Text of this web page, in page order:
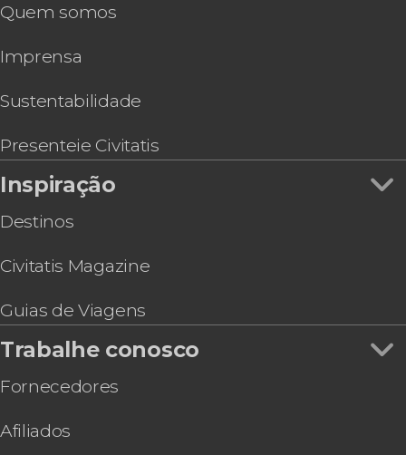
Visita guiada por Siena + Catedral
Quem somos
Imprensa
Sustentabilidade
Presenteie Civitatis
Inspiração
Destinos
Civitatis Magazine
Guias de Viagens
Trabalhe conosco
Fornecedores
Afiliados